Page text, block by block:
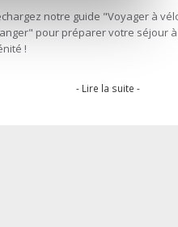
notre guide "Voyager à
pour préparer votre séjour
!
- Lire la suite -